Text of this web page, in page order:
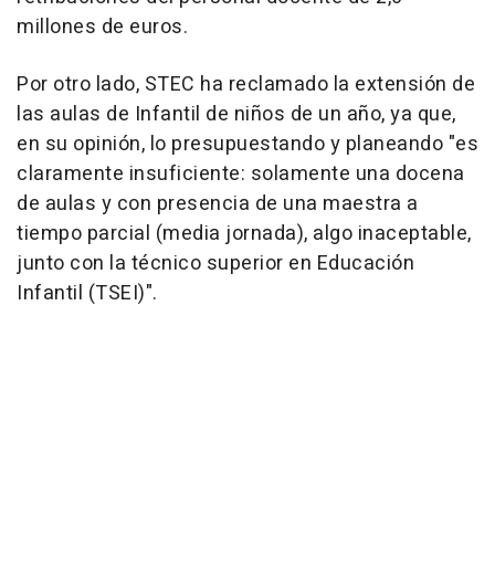
millones de euros.
Por otro lado, STEC ha reclamado la extensión de
las aulas de Infantil de niños de un año, ya que,
en su opinión, lo presupuestando y planeando "es
claramente insuficiente: solamente una docena
de aulas y con presencia de una maestra a
tiempo parcial (media jornada), algo inaceptable,
junto con la técnico superior en Educación
Infantil (TSEI)".